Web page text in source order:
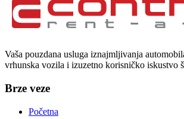
Vaša pouzdana usluga iznajmljivanja
vrhunska vozila i izuzetno korisničko iskustvo
Brze veze
Početna